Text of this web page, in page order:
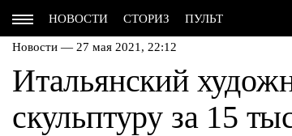
НОВОСТИ СТОРИЗ ПУЛЬТ
Новости — 27 мая 2021, 22:12
Итальянский
скульптуру за 15